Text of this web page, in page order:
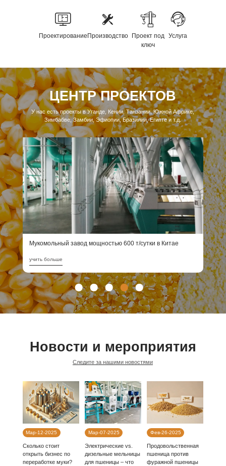
ПроектированиеПроизводство Проект под
ключ
Услуга
ЦЕНТР ПРОЕКТОВ
У нас есть проекты в Уганде, Кении, Танзании, Южной Африке,
Зимбабве, Замбии, Эфиопии, Бразилии, Египте и т.д.
Мукомольный завод мощностью 600 т/сутки в Китае
учить больше
Новости и мероприятия
Следите за нашими новостями
Мар-12-2025
Сколько стоит
открыть бизнес по
переработке муки?
Мар-07-2025
Электрические vs.
дизельные мельницы
для пшеницы – что
Фев-26-2025
Продовольственная
пшеница против
фуражной пшеницы